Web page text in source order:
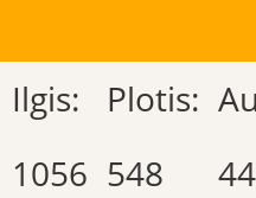
Ilgis: Plotis:
1056 548